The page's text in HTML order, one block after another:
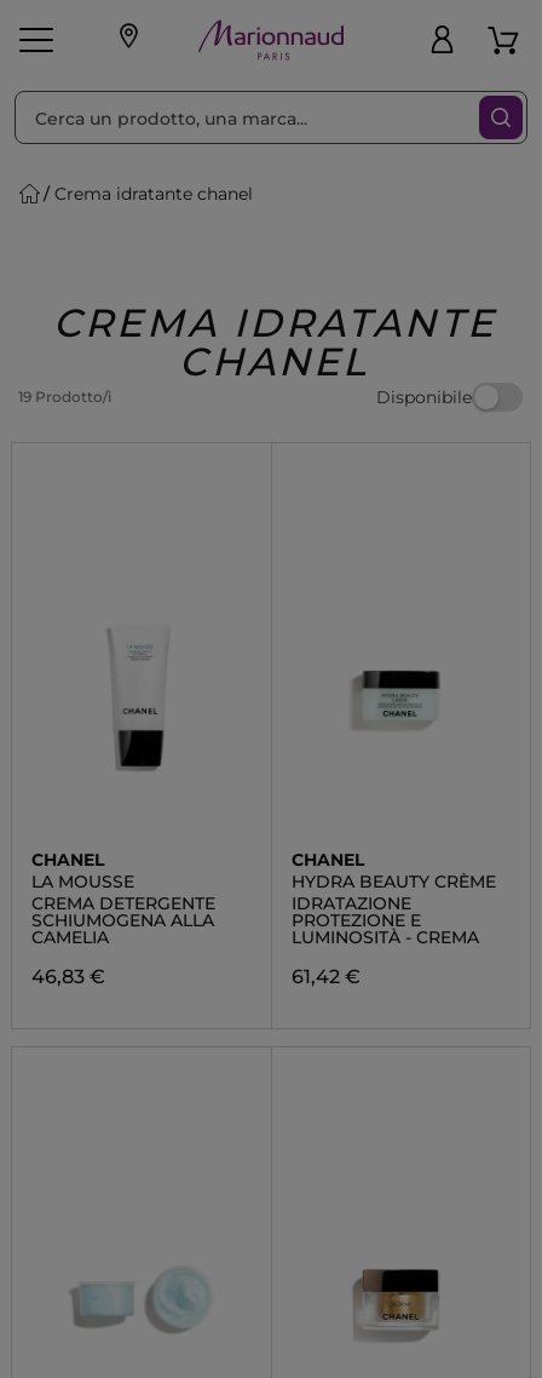
Make-up Profumi
Regalo
Crema idratante chanel
CREMA IDRATANTE
CHANEL
19 Prodotto/i Disponibile
Ordina per Filtra
CHANEL
LA MOUSSE
CREMA DETERGENTE
SCHIUMOGENA ALLA
CAMELIA
46,83 €
CHANEL
HYDRA BEAUTY CRÈME
IDRATAZIONE
PROTEZIONE E
LUMINOSITÀ - CREMA
61,42 €